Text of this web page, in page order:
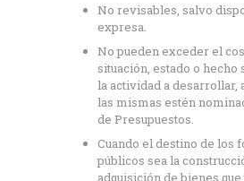
No revisables, salvo
expresa.
No pueden exceder el
situación, estado o hecho
la actividad a desarrollar,
las mismas estén
de Presupuestos.
Cuando el destino de los
públicos sea la
adquisición de bienes